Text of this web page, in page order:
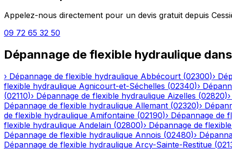
Appelez-nous directement pour un devis gratuit depuis
09 72 65 32 50
Dépannage de flexible hydraulique
› Dépannage de flexible hydraulique Abbécourt (02300)›
flexible hydraulique Agnicourt-et-Séchelles (02340)›
(02110)› Dépannage de flexible hydraulique Aizelles (02820)›
Dépannage de flexible hydraulique Allemant (02320)›
de flexible hydraulique Amifontaine (02190)› Dépannage de
flexible hydraulique Andelain (02800)› Dépannage de
Dépannage de flexible hydraulique Annois (02480)›
Dépannage de flexible hydraulique Arcy-Sainte-Restitue (